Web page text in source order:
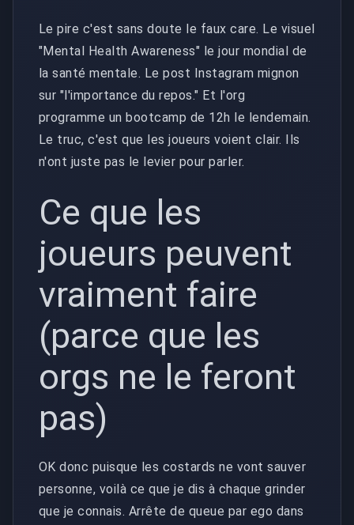
Le pire c'est sans doute le faux care. Le visuel
"Mental Health Awareness" le jour mondial de
la santé mentale. Le post Instagram mignon
sur "l'importance du repos." Et l'org
programme un bootcamp de 12h le lendemain.
Le truc, c'est que les joueurs voient clair. Ils
n'ont juste pas le levier pour parler.
Ce que les
joueurs peuvent
vraiment faire
(parce que les
orgs ne le feront
pas)
OK donc puisque les costards ne vont sauver
personne, voilà ce que je dis à chaque grinder
que je connais. Arrête de queue par ego dans